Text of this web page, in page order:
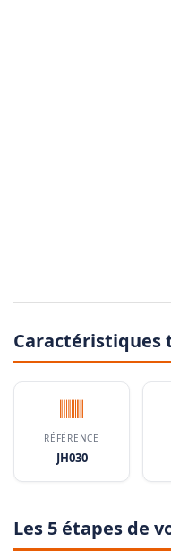
Caractéristiques
RÉFÉRENCE
JH030
Les 5 étapes de